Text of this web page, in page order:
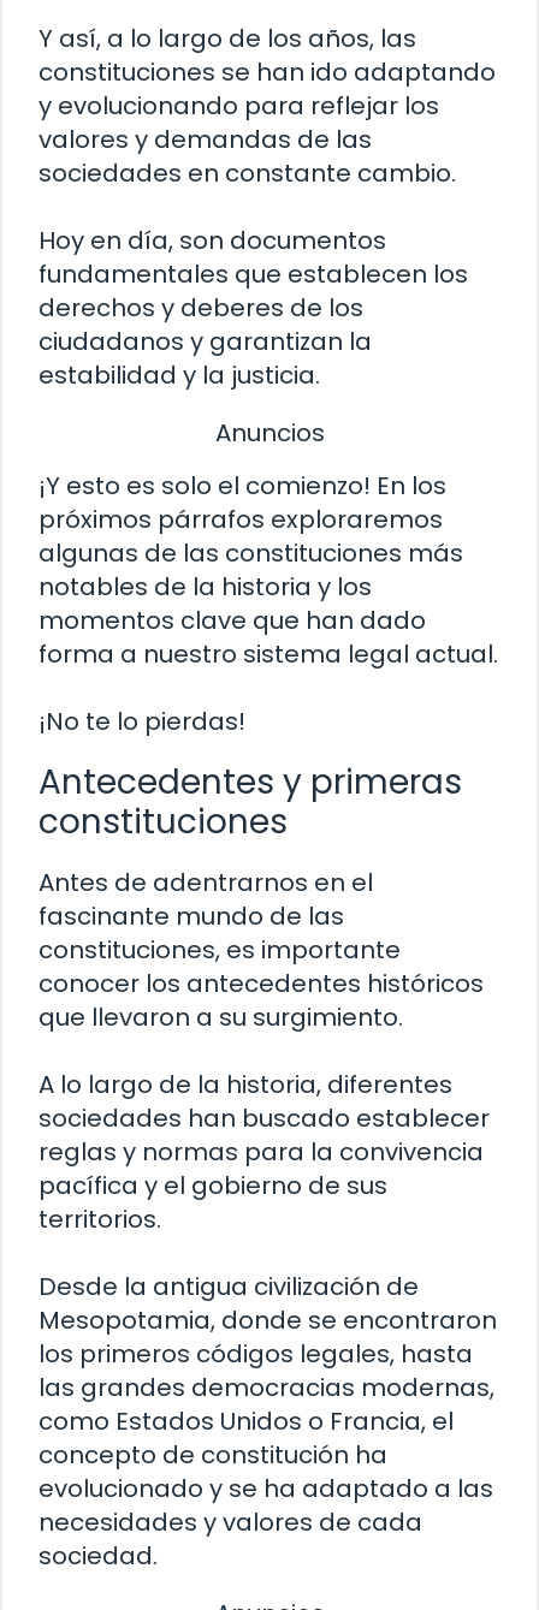
Y así, a lo largo de los años, las
constituciones se han ido adaptando
y evolucionando para reflejar los
valores y demandas de las
sociedades en constante cambio.
Hoy en día, son documentos
fundamentales que establecen los
derechos y deberes de los
ciudadanos y garantizan la
estabilidad y la justicia.
Anuncios
¡Y esto es solo el comienzo! En los
próximos párrafos exploraremos
algunas de las constituciones más
notables de la historia y los
momentos clave que han dado
forma a nuestro sistema legal actual.
¡No te lo pierdas!
Antecedentes y primeras
constituciones
Antes de adentrarnos en el
fascinante mundo de las
constituciones, es importante
conocer los antecedentes históricos
que llevaron a su surgimiento.
A lo largo de la historia, diferentes
sociedades han buscado establecer
reglas y normas para la convivencia
pacífica y el gobierno de sus
territorios.
Desde la antigua civilización de
Mesopotamia, donde se encontraron
los primeros códigos legales, hasta
las grandes democracias modernas,
como Estados Unidos o Francia, el
concepto de constitución ha
evolucionado y se ha adaptado a las
necesidades y valores de cada
sociedad.